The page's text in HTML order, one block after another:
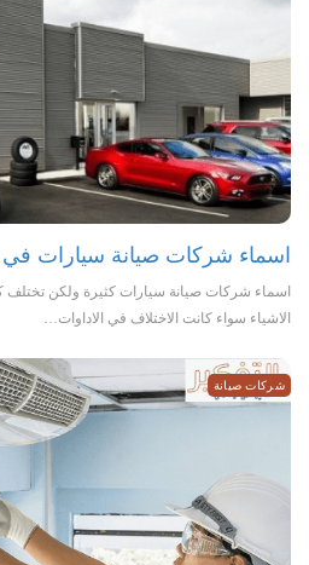
اسماء شركات صيانة سيارات في
اسماء شركات صيانة سيارات كثيرة ولكن
الاشياء سواء كانت الاختلاف في الاداوات…
شركات صيانة